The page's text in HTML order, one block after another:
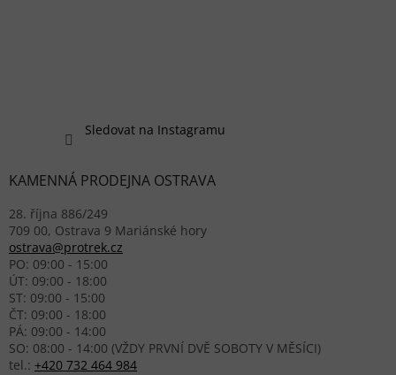
Sledovat na Instagramu
KAMENNÁ PRODEJNA OSTRAVA
28. října 886/249
709 00, Ostrava 9 Mariánské hory
ostrava@protrek.cz
PO: 09:00 - 15:00
ÚT: 09:00 - 18:00
ST: 09:00 - 15:00
ČT: 09:00 - 18:00
PÁ: 09:00 - 14:00
SO: 08:00 - 14:00 (VŽDY PRVNÍ DVĚ SOBOTY V MĚSÍCI)
tel.: +420 732 464 984